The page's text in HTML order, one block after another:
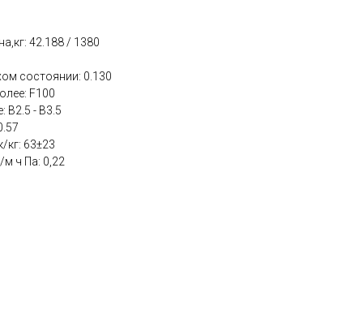
42.188 / 1380
состоянии: 0.130
F100
В2.5 - В3.5
кг: 63±23
ч Па: 0,22